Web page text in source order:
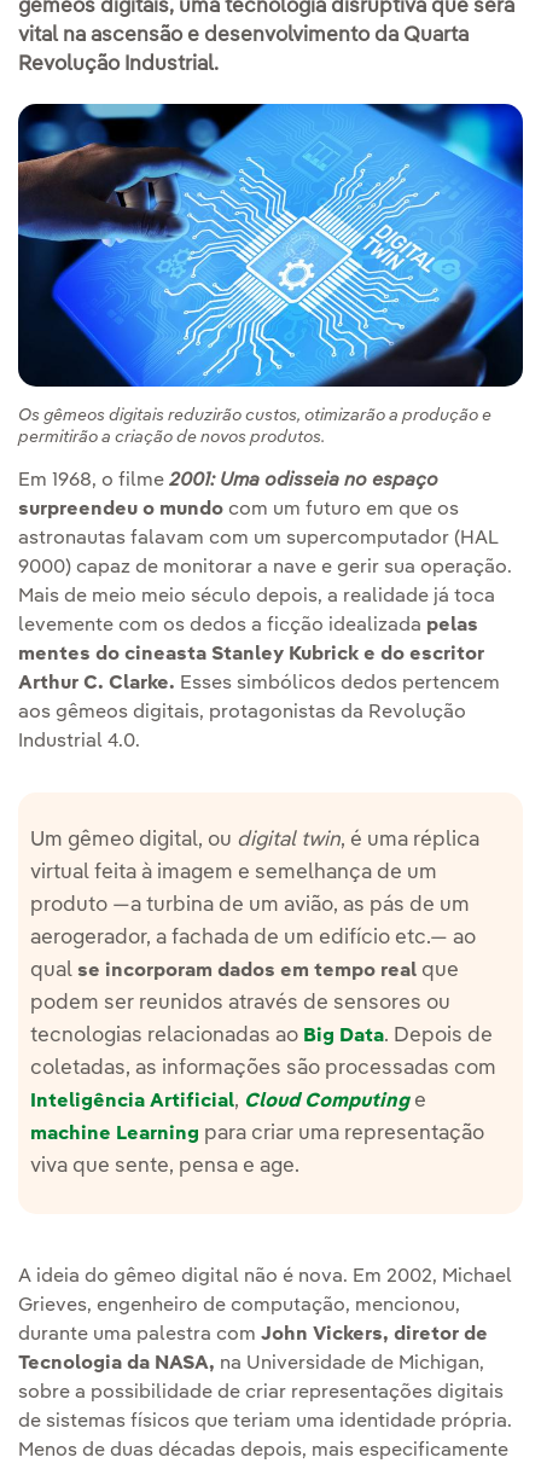
gêmeos digitais, uma tecnologia disruptiva que será
vital na ascensão e desenvolvimento da Quarta
Revolução Industrial.
Os gêmeos digitais reduzirão custos, otimizarão a produção e
permitirão a criação de novos produtos.
Em 1968, o filme 2001: Uma odisseia no espaço
surpreendeu o mundo com um futuro em que os
astronautas falavam com um supercomputador (HAL
9000) capaz de monitorar a nave e gerir sua operação.
Mais de meio meio século depois, a realidade já toca
levemente com os dedos a ficção idealizada pelas
mentes do cineasta Stanley Kubrick e do escritor
Arthur C. Clarke. Esses simbólicos dedos pertencem
aos gêmeos digitais, protagonistas da Revolução
Industrial 4.0.
Um gêmeo digital, ou digital twin, é uma réplica
virtual feita à imagem e semelhança de um
produto —a turbina de um avião, as pás de um
aerogerador, a fachada de um edifício etc.— ao
qual se incorporam dados em tempo real que
podem ser reunidos através de sensores ou
tecnologias relacionadas ao Big Data. Depois de
coletadas, as informações são processadas com
Inteligência Artificial, Cloud Computinge
machine Learning para criar uma representação
viva que sente, pensa e age.
A ideia do gêmeo digital não é nova. Em 2002, Michael
Grieves, engenheiro de computação, mencionou,
durante uma palestra com John Vickers, diretor de
Tecnologia da NASA, na Universidade de Michigan,
sobre a possibilidade de criar representações digitais
de sistemas físicos que teriam uma identidade própria.
Menos de duas décadas depois, mais especificamente